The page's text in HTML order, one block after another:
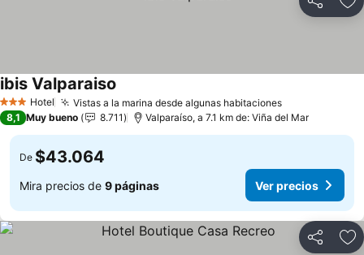
Compartir
3 Estrellas
Hotel Vistas a la marina desde algunas habitaciones
ibis Valparaiso
8,1 Muy bueno 8.711 Valparaíso, a 7.1 km de: Viña del Mar
De $43.064
Mira precios de 9 páginas Ver precios
Compartir